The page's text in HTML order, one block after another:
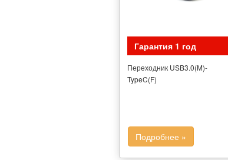
Гарантия 1 год
Переходник USB3.0(M)-
TypeC(F)
Подробнее »